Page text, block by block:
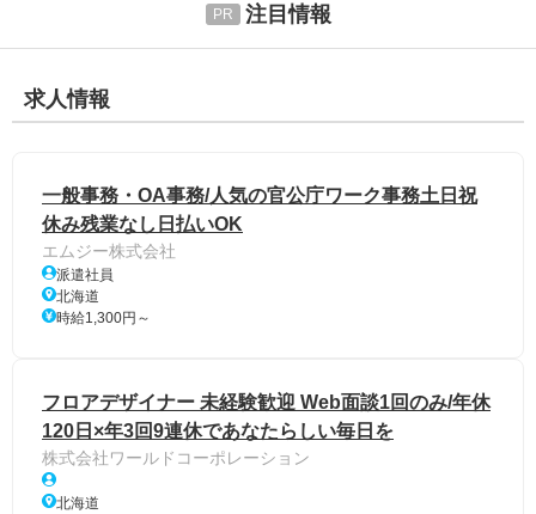
注目情報
求人情報
一般事務・OA事務/人気の官公庁ワーク事務土日祝
休み残業なし日払いOK
エムジー株式会社
派遣社員
北海道
時給1,300円～
フロアデザイナー 未経験歓迎 Web面談1回のみ/年休
120日×年3回9連休であなたらしい毎日を
株式会社ワールドコーポレーション
北海道